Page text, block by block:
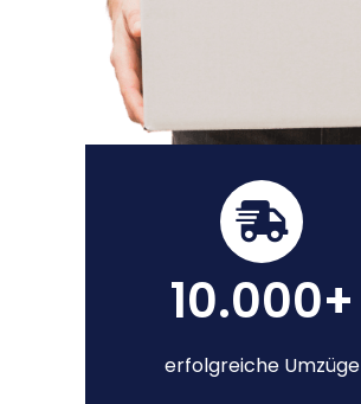
10.000+
erfolgreiche Umzüge